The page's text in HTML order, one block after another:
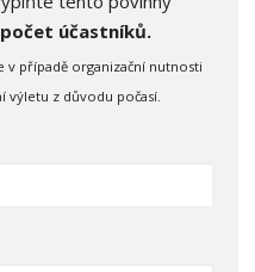
účastníků.
případě organizační nutnosti
výletu z důvodu počasí.